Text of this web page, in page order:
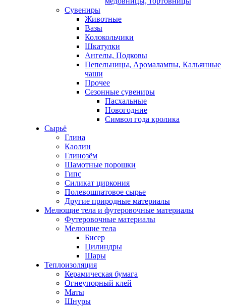
Сувениры
Животные
Вазы
Колокольчики
Шкатулки
Ангелы, Подковы
Пепельницы, Аромалампы, Кальянные
чаши
Прочее
Сезонные сувениры
Пасхальные
Новогодние
Символ года кролика
Сырьё
Глина
Каолин
Глинозём
Шамотные порошки
Гипс
Силикат циркония
Полевошпатовое сырье
Другие природные материалы
Мелющие тела и футеровочные материалы
Футеровочные материалы
Мелющие тела
Бисер
Цилиндры
Шары
Теплоизоляция
Керамическая бумага
Огнеупорный клей
Маты
Шнуры